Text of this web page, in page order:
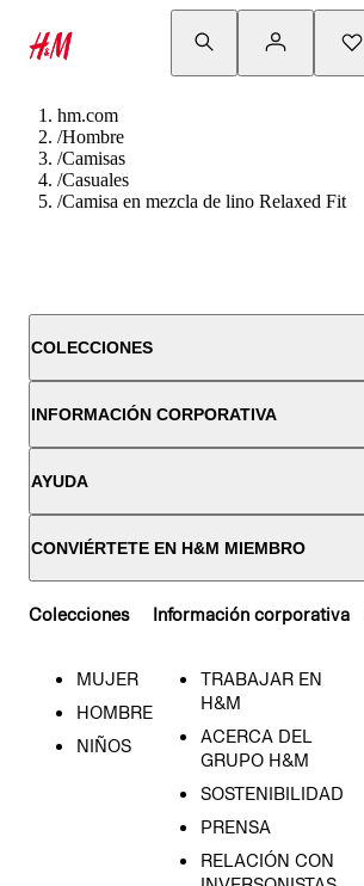
hm.com
/Hombre
/Camisas
/Casuales
/Camisa en mezcla de lino Relaxed Fit
COLECCIONES
INFORMACIÓN CORPORATIVA
AYUDA
CONVIÉRTETE EN H&M MIEMBRO
Colecciones
MUJER
HOMBRE
NIÑOS
Información corporativa
TRABAJAR EN
H&M
ACERCA DEL
GRUPO H&M
SOSTENIBILIDAD
PRENSA
RELACIÓN CON